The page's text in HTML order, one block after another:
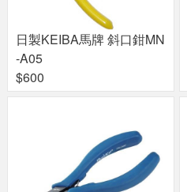
日製KEIBA馬牌 斜口鉗MN
-A05
$600